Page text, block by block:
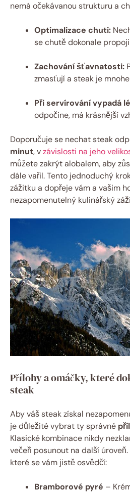
nemá očekávanou strukturu a
Optimalizace chuti:
se chutě dokonale
Zachování šťavnatosti:
zmasťují a steak je
Při servírování vypadá
odpočine, má krásnější
Doporučuje se nechat steak
minut, vzávislosti na jeho
můžete zakrýt alobalem, aby
dále vařil. Tento jednoduchý
zážitku a dopřeje vám a vašim
nezapomenutelný kulinářský
Přílohy a omáčky, které
steak
Aby váš steak získal
je důležité vybrat ty správné
Klasické kombinace nikdy
večeři posunout na další
které se vám jistě osvědčí:
Bramborové pyré –